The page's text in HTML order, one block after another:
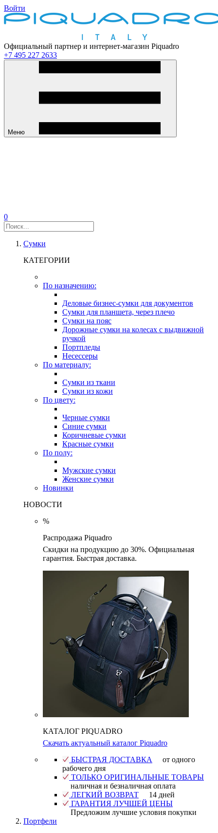
Войти
Официальный партнер и интернет-магазин Piquadro
+7 495 227 2633
Меню
0
Сумки
КАТЕГОРИИ
По назначению:
Деловые бизнес-сумки для документов
Сумки для планшета, через плечо
Сумки на пояс
Дорожные сумки на колесах с выдвижной
ручкой
Портпледы
Несессеры
По материалу:
Сумки из ткани
Сумки из кожи
По цвету:
Черные сумки
Синие сумки
Коричневые сумки
Красные сумки
По полу:
Мужские сумки
Женские сумки
Новинки
НОВОСТИ
%
Распродажа Piquadro
Скидки на продукцию до 30%. Официальная
гарантия. Быстрая доставка.
КАТАЛОГ PIQUADRO
Скачать актуальный каталог Piquadro
БЫСТРАЯ ДОСТАВКА
от одного
рабочего дня
ТОЛЬКО ОРИГИНАЛЬНЫЕ ТОВАРЫ
наличная и безналичная оплата
ЛЕГКИЙ ВОЗВРАТ
14 дней
ГАРАНТИЯ ЛУЧШЕЙ ЦЕНЫ
Предложим лучшие условия покупки
Портфели